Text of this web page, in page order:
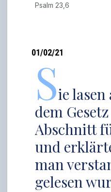
Psalm 23,6
01/02/21
Sie lasen
dem
Abschnitt
und
man
gelesen